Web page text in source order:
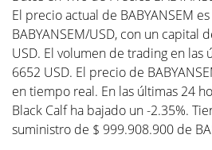
El precio actual de BABYANSEM
BABYANSEM/USD, con un capital
USD. El volumen de trading en las
6652 USD. El precio de
en tiempo real. En las últimas 24
Black Calf ha bajado un -2.35%.
suministro de $ 999.908.900 de